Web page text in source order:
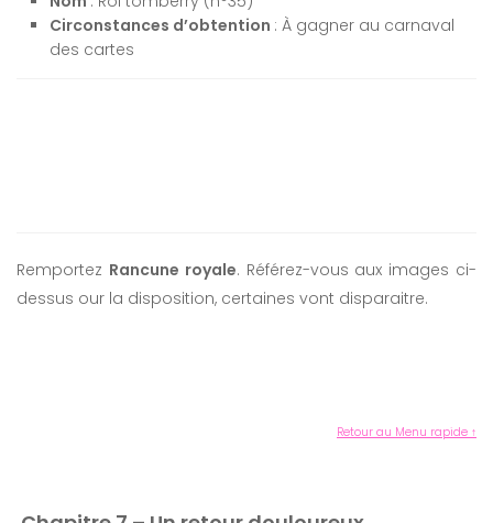
Circonstances d’obtention : À gagner au carnaval
des cartes
Remportez Rancune royale. Référez-vous aux images ci-
dessus our la disposition, certaines vont disparaitre.
Retour au Menu rapide ↑